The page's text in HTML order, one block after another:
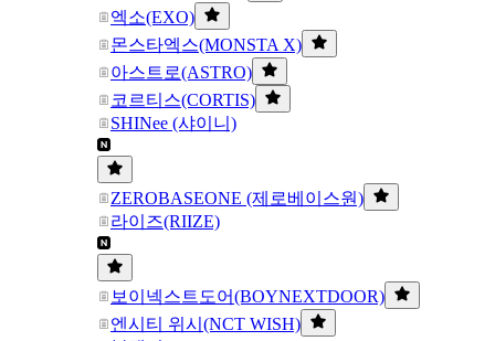
엑소(EXO)
몬스타엑스(MONSTA X)
아스트로(ASTRO)
코르티스(CORTIS)
SHINee (샤이니)
ZEROBASEONE (제로베이스원)
라이즈(RIIZE)
보이넥스트도어(BOYNEXTDOOR)
엔시티 위시(NCT WISH)